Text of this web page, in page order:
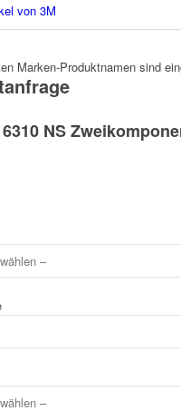
von 3M
Marken-Produktnamen sind
NS